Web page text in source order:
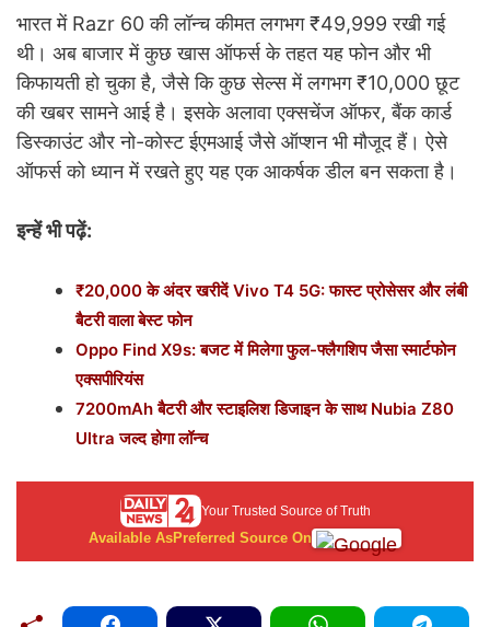
भारत में Razr 60 की लॉन्च कीमत लगभग ₹49,999 रखी गई
थी। अब बाजार में कुछ खास ऑफर्स के तहत यह फोन और भी
किफायती हो चुका है, जैसे कि कुछ सेल्स में लगभग ₹10,000 छूट
की खबर सामने आई है। इसके अलावा एक्सचेंज ऑफर, बैंक कार्ड
डिस्काउंट और नो-कोस्ट ईएमआई जैसे ऑप्शन भी मौजूद हैं। ऐसे
ऑफर्स को ध्यान में रखते हुए यह एक आकर्षक डील बन सकता है।
इन्हें भी पढ़ें:
₹20,000 के अंदर खरीदें Vivo T4 5G: फास्ट प्रोसेसर और लंबी
बैटरी वाला बेस्ट फोन
Oppo Find X9s: बजट में मिलेगा फुल-फ्लैगशिप जैसा स्मार्टफोन
एक्सपीरियंस
7200mAh बैटरी और स्टाइलिश डिजाइन के साथ Nubia Z80
Ultra जल्द होगा लॉन्च
Your Trusted Source of Truth
Available AsPreferred Source On